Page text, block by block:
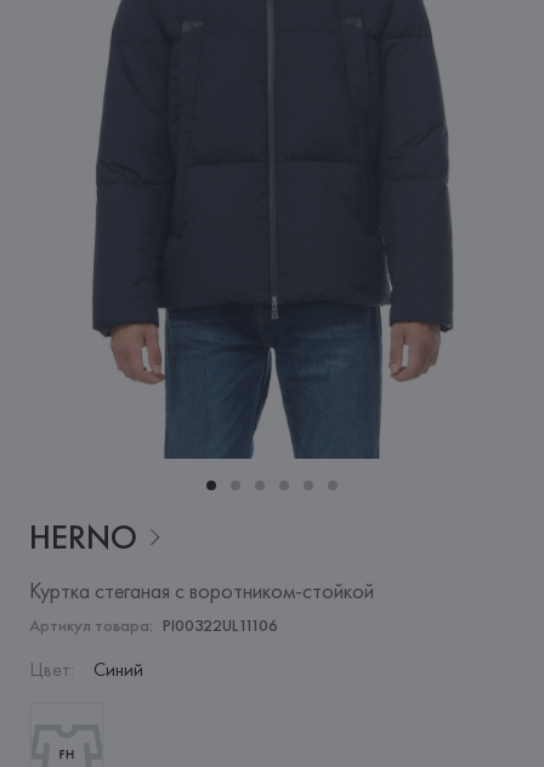
HERNO
Куртка стеганая с воротником-стойкой
Артикул товара: PI00322UL11106
Цвет: Синий